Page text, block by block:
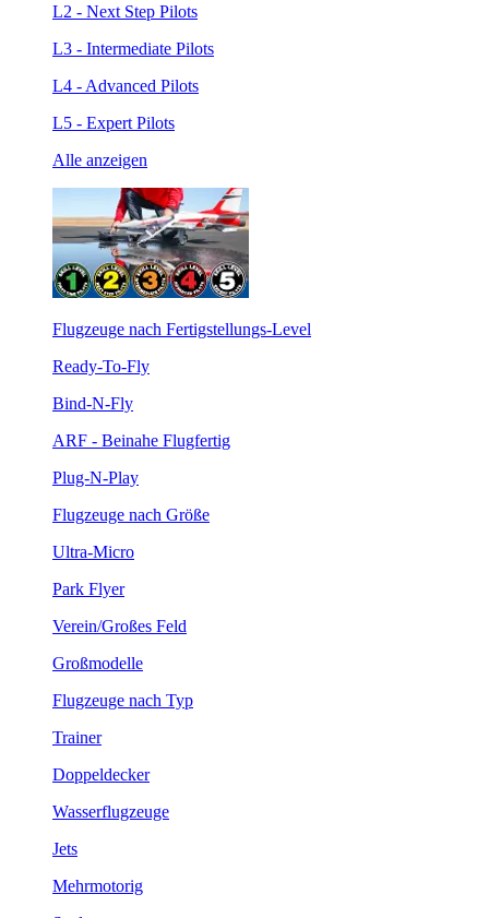
L2 - Next Step Pilots
L3 - Intermediate Pilots
L4 - Advanced Pilots
L5 - Expert Pilots
Alle anzeigen
Flugzeuge nach Fertigstellungs-Level
Ready-To-Fly
Bind-N-Fly
ARF - Beinahe Flugfertig
Plug-N-Play
Flugzeuge nach Größe
Ultra-Micro
Park Flyer
Verein/Großes Feld
Großmodelle
Flugzeuge nach Typ
Trainer
Doppeldecker
Wasserflugzeuge
Jets
Mehrmotorig